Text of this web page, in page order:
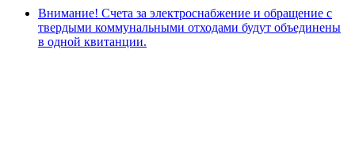
Внимание! Счета за электроснабжение и обращение с
твердыми коммунальными отходами будут объединены
в одной квитанции.